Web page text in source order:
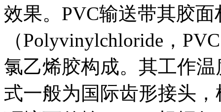
效果。PVC输送带其胶
（Polyvinylchloride，
氯乙烯胶构成。其工作
式一般为国际齿形接头